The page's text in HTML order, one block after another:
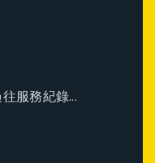
服務紀錄...